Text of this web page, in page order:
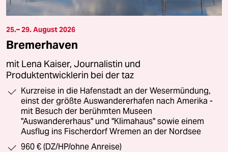
25.– 29. August 2026
Bremerhaven
mit Lena Kaiser, Journalistin und
Produktentwicklerin bei der taz
Kurzreise in die Hafenstadt an der Wesermündung,
einst der größte Auswandererhafen nach Amerika -
mit Besuch der berühmten Museen
"Auswandererhaus" und "Klimahaus" sowie einem
Ausflug ins Fischerdorf Wremen an der Nordsee
960 € (DZ/HP/ohne Anreise)